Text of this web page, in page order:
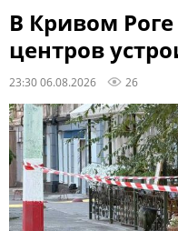
В Кривом
центров
23:30 06.08.2026 26